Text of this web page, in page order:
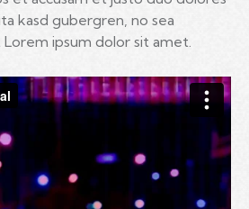
kasd gubergren, no sea
ipsum dolor sit amet.